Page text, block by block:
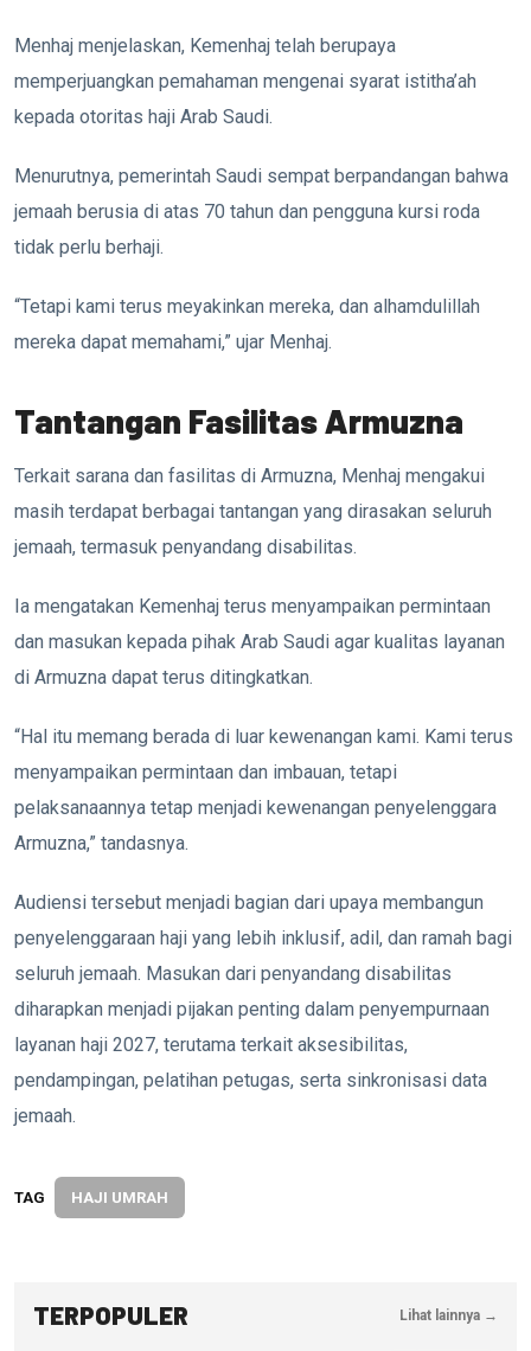
Menhaj menjelaskan, Kemenhaj telah berupaya
memperjuangkan pemahaman mengenai syarat istitha’ah
kepada otoritas haji Arab Saudi.
Menurutnya, pemerintah Saudi sempat berpandangan bahwa
jemaah berusia di atas 70 tahun dan pengguna kursi roda
tidak perlu berhaji.
“Tetapi kami terus meyakinkan mereka, dan alhamdulillah
mereka dapat memahami,” ujar Menhaj.
Tantangan Fasilitas Armuzna
Terkait sarana dan fasilitas di Armuzna, Menhaj mengakui
masih terdapat berbagai tantangan yang dirasakan seluruh
jemaah, termasuk penyandang disabilitas.
Ia mengatakan Kemenhaj terus menyampaikan permintaan
dan masukan kepada pihak Arab Saudi agar kualitas layanan
di Armuzna dapat terus ditingkatkan.
“Hal itu memang berada di luar kewenangan kami. Kami terus
menyampaikan permintaan dan imbauan, tetapi
pelaksanaannya tetap menjadi kewenangan penyelenggara
Armuzna,” tandasnya.
Audiensi tersebut menjadi bagian dari upaya membangun
penyelenggaraan haji yang lebih inklusif, adil, dan ramah bagi
seluruh jemaah. Masukan dari penyandang disabilitas
diharapkan menjadi pijakan penting dalam penyempurnaan
layanan haji 2027, terutama terkait aksesibilitas,
pendampingan, pelatihan petugas, serta sinkronisasi data
jemaah.
TAG HAJI UMRAH
TERPOPULER Lihat lainnya →